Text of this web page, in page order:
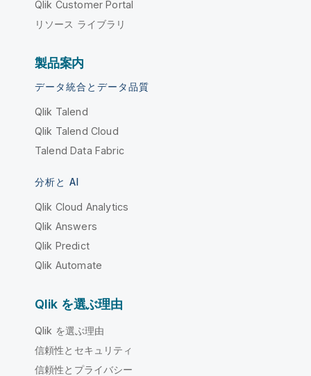
Qlik Customer Portal
リソース ライブラリ
製品案内
データ統合とデータ品質
Qlik Talend
Qlik Talend Cloud
Talend Data Fabric
分析と AI
Qlik Cloud Analytics
Qlik Answers
Qlik Predict
Qlik Automate
Qlik を選ぶ理由
Qlik を選ぶ理由
信頼性とセキュリティ
信頼性とプライバシー